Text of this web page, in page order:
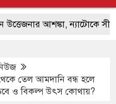
আশঙ্কা, ন্যাটোকে সীমিত
থেকে তেল আমদানি বন্ধ হলে
ও বিকল্প উৎস কোথায়?